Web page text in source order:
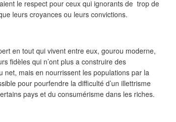
le respect pour ceux qui ignorants de trop de
leurs croyances ou leurs convictions.
en tout qui vivent entre eux, gourou moderne,
fidèles qui n’ont plus a construire des
net, mais en nourrissent les populations par la
pour pourfendre la difficulté d’un illettrisme
pays et du consumérisme dans les riches.